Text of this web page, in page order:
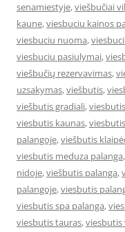
senamiestyje,viešbučiai
kaune,viesbuciu kainos
viesbuciu nuoma,
viesbuciu pasiulymai,
viešbučių rezervavimas,
uzsakymas,viešbutis,
viešbutis gradiali,
viesbutis kaunas,
palangoje,viešbutis
viesbutis meduza palanga,
nidoje,viešbutis palanga,
palangoje,viesbutis
viesbutis spa palanga,
viesbutis tauras,viesbutis